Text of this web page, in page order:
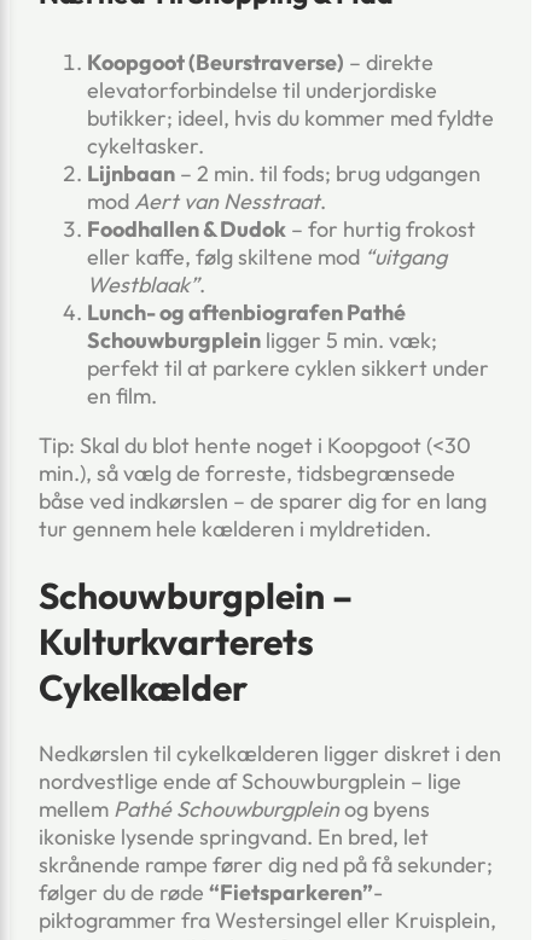
Koopgoot (Beurstraverse) – direkte
elevatorforbindelse til underjordiske
butikker; ideel, hvis du kommer med fyldte
cykeltasker.
Lijnbaan – 2 min. til fods; brug udgangen
mod Aert van Nesstraat.
Foodhallen & Dudok – for hurtig frokost
eller kaffe, følg skiltene mod “uitgang
Westblaak”.
Lunch- og aftenbiografen Pathé
Schouwburgplein ligger 5 min. væk;
perfekt til at parkere cyklen sikkert under
en film.
Tip: Skal du blot hente noget i Koopgoot (<30
min.), så vælg de forreste, tidsbegrænsede
båse ved indkørslen – de sparer dig for en lang
tur gennem hele kælderen i myldretiden.
Schouwburgplein –
Kulturkvarterets
Cykelkælder
Nedkørslen til cykelkælderen ligger diskret i den
nordvestlige ende af Schouwburgplein – lige
mellem Pathé Schouwburgpleinog byens
ikoniske lysende springvand. En bred, let
skrånende rampe fører dig ned på få sekunder;
følger du de røde “Fietsparkeren”-
piktogrammer fra Westersingel eller Kruisplein,